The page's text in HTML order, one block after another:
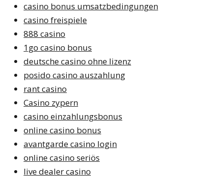
casino bonus umsatzbedingungen
casino freispiele
888 casino
1go casino bonus
deutsche casino ohne lizenz
posido casino auszahlung
rant casino
Casino zypern
casino einzahlungsbonus
online casino bonus
avantgarde casino login
online casino seriös
live dealer casino